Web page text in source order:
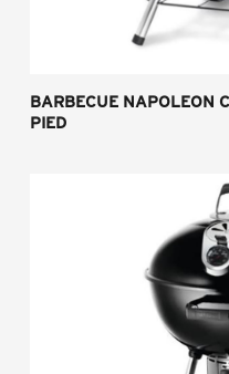
BARBECUE NAPOLEON
PIED